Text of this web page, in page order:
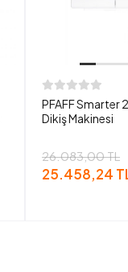
PFAFF Smarter
Dikiş Makinesi
26.083,00 TL
25.458,24